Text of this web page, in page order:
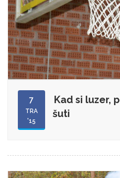
7
TRA
'15
Kad si luzer,
šuti